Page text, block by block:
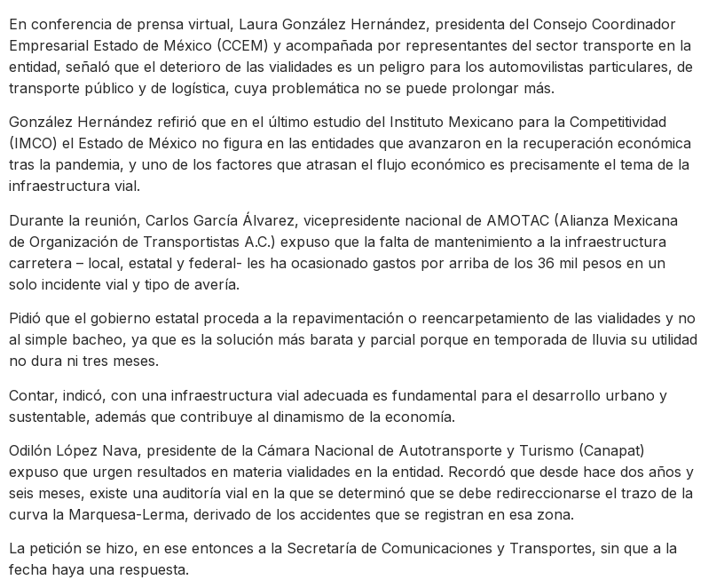
En conferencia de prensa virtual, Laura González Hernández, presidenta del Consejo Coordinador
Empresarial Estado de México (CCEM) y acompañada por representantes del sector transporte en la
entidad, señaló que el deterioro de las vialidades es un peligro para los automovilistas particulares, de
transporte público y de logística, cuya problemática no se puede prolongar más.
González Hernández refirió que en el último estudio del Instituto Mexicano para la Competitividad
(IMCO) el Estado de México no figura en las entidades que avanzaron en la recuperación económica
tras la pandemia, y uno de los factores que atrasan el flujo económico es precisamente el tema de la
infraestructura vial.
Durante la reunión, Carlos García Álvarez, vicepresidente nacional de AMOTAC (Alianza Mexicana
de Organización de Transportistas A.C.) expuso que la falta de mantenimiento a la infraestructura
carretera – local, estatal y federal- les ha ocasionado gastos por arriba de los 36 mil pesos en un
solo incidente vial y tipo de avería.
Pidió que el gobierno estatal proceda a la repavimentación o reencarpetamiento de las vialidades y no
al simple bacheo, ya que es la solución más barata y parcial porque en temporada de lluvia su utilidad
no dura ni tres meses.
Contar, indicó, con una infraestructura vial adecuada es fundamental para el desarrollo urbano y
sustentable, además que contribuye al dinamismo de la economía.
Odilón López Nava, presidente de la Cámara Nacional de Autotransporte y Turismo (Canapat)
expuso que urgen resultados en materia vialidades en la entidad. Recordó que desde hace dos años y
seis meses, existe una auditoría vial en la que se determinó que se debe redireccionarse el trazo de la
curva la Marquesa-Lerma, derivado de los accidentes que se registran en esa zona.
La petición se hizo, en ese entonces a la Secretaría de Comunicaciones y Transportes, sin que a la
fecha haya una respuesta.